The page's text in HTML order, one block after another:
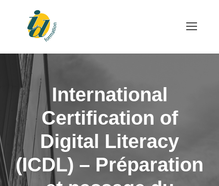
International
Certification of
Digital Literacy
(ICDL) – Préparation